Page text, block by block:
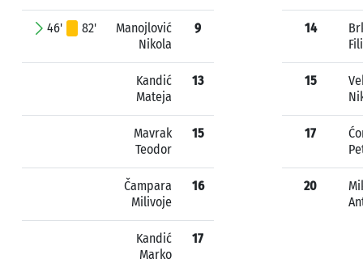
46' 82'
Manojlović
Nikola
9
Kandić
Mateja
13
Mavrak
Teodor
15
Čampara
Milivoje
16
Kandić
Marko
17
14
15
17
20